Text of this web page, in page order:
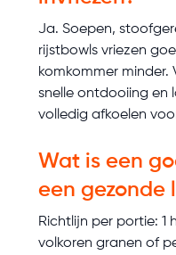
Ja. Soepen,
rijstbowls vriezen
komkommer minder.
snelle ontdooiing en
volledig afkoelen
Wat is een
een gezonde
Richtlijn per portie: 1
volkoren granen of